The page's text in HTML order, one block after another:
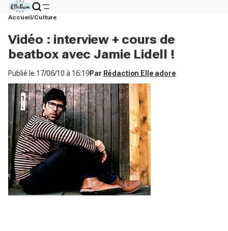
Accueil Culture
Vidéo : interview + cours de
beatbox avec Jamie Lidell !
Publié le 17/06/10 à 16:19Par Rédaction Elle adore